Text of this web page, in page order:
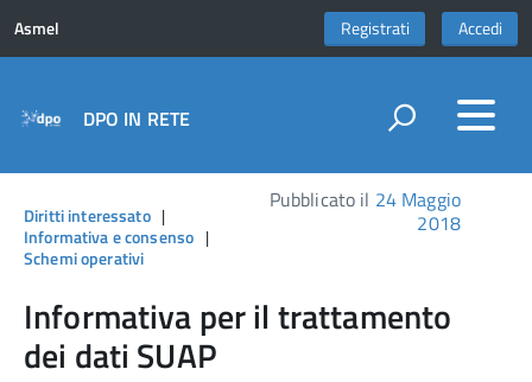
Asmel Registrati Accedi
DPO IN RETE
Diritti interessato|
Informativa e consenso |
Schemi operativi
Pubblicato il 24 Maggio
2018
Informativa per il trattamento
dei dati SUAP